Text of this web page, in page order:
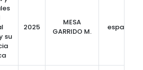
su
2025
MESA
GARRIDO M.
espacios